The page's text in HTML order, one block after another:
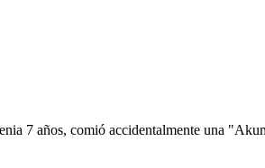
7 años, comió accidentalmente una